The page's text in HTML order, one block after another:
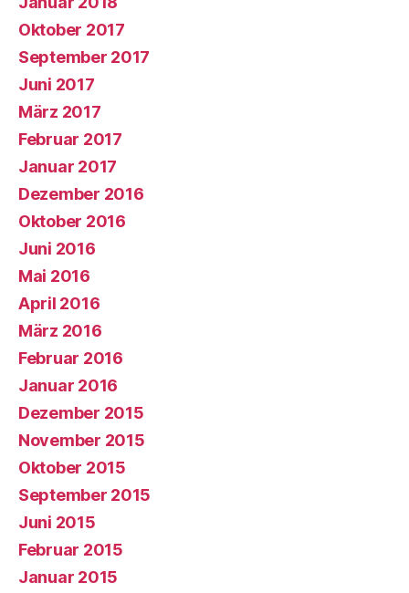
Oktober 2017
September 2017
Juni 2017
März 2017
Februar 2017
Januar 2017
Dezember 2016
Oktober 2016
Juni 2016
Mai 2016
April 2016
März 2016
Februar 2016
Januar 2016
Dezember 2015
November 2015
Oktober 2015
September 2015
Juni 2015
Februar 2015
Januar 2015